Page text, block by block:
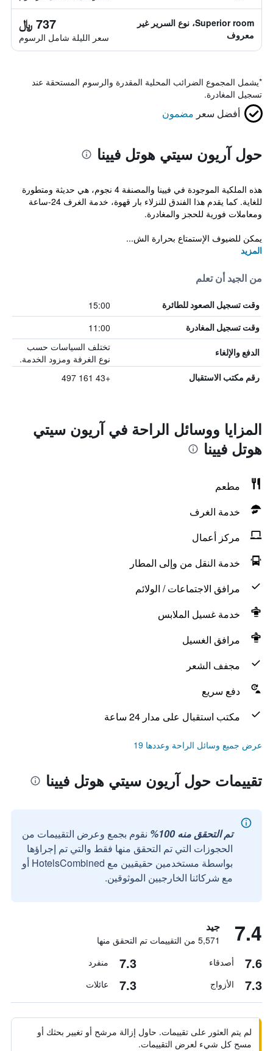
Superior room، نوع السرير غير
معروف
737 ﷼
سعر الليلة شامل الرسوم
*يشمل المجموع الضرائب المحلية المقدرة والرسوم المستحقة عند
تسجيل المغادرة.
أفضل سعر مضمون
حول آريون سيتي هوتل فيينا
هذه الملكية الموجودة في فيينا والمصنفة 4 نجوم، هي حديثة ومتطورة
للغاية. كما يقدم هذا الفندق للنزلاء بار قهوة، خدمة الغرف 24-ساعة
ومعاملات فورية للحجز والمغادرة.
يمكن للضيوف الإستمتاع بحرارة الش...
المزيد
من الجيد أن تعلم
وقت تسجيل الصعود للطائرة 15:00
وقت تسجيل المغادرة 11:00
الدفع والإلغاء
تختلف السياسات حسب
نوع الغرفة ومزود الخدمة.
رقم مكتب الاستقبال +43 161 497
المزايا ووسائل الراحة في آريون سيتي
هوتل فيينا
مطعم
خدمة الغرف
مركز أعمال
خدمة النقل من وإلى المطار
مرافق الاجتماعات / الولائم
خدمة غسيل الملابس
مرافق الغسيل
مجفف الشعر
دفع سريع
مكتب استقبال على مدار 24 ساعة
عرض جميع وسائل الراحة وعددها 19
تقييمات حول آريون سيتي هوتل فيينا
تم التحقق منه 100%
نقوم بجمع وعرض التقييمات من
الحجوزات التي تم التحقق منها فقط والتي تم إجراؤها
بواسطة مستخدمين حقيقيين مع HotelsCombined أو
مع شركائنا الخارجيين الموثوقين.
7.4 جيد
5,571 من التقييمات تم التحقق منها
7.6 أصدقاء 7.3 منفرد
7.3 الأزواج 7.3 عائلات
لم يتم العثور على تقييمات. حاول إزالة مرشح أو تغيير بحثك أو
مسح كل شيء لعرض التقييمات.